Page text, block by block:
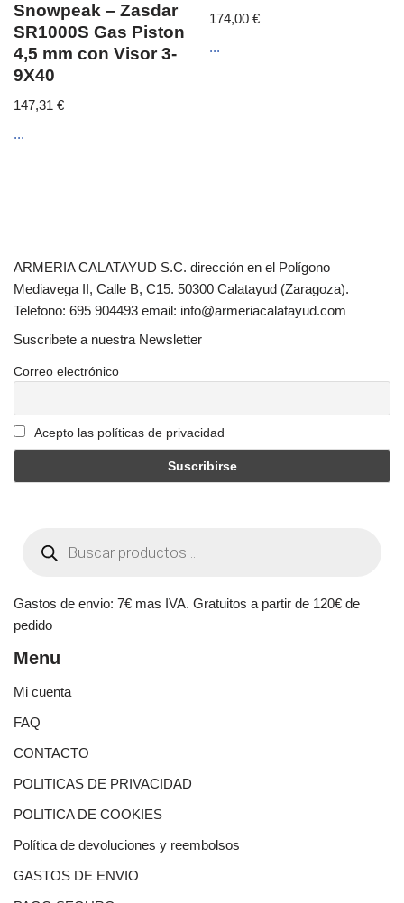
Snowpeak – Zasdar
SR1000S Gas Piston
4,5 mm con Visor 3-
9X40
147,31 €
...
174,00€
...
ARMERIA CALATAYUD S.C. dirección en el Polígono
Mediavega II, Calle B, C15. 50300 Calatayud (Zaragoza).
Telefono: 695 904493 email: info@armeriacalatayud.com
Suscribete a nuestra Newsletter
Correo electrónico
Acepto las políticas de privacidad
Gastos de envio: 7€ mas IVA. Gratuitos a partir de 120€ de
pedido
Menu
Mi cuenta
FAQ
CONTACTO
POLITICAS DE PRIVACIDAD
POLITICA DE COOKIES
Política de devoluciones y reembolsos
GASTOS DE ENVIO